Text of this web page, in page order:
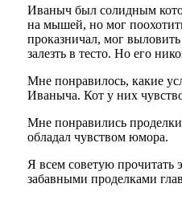
Иваныч был солидным
на мышей, но мог
проказничал, мог
залезть в тесто. Но его
Мне понравилось, какие
Иваныча. Кот у них
Мне понравились
обладал чувством юмора.
Я всем советую прочитать
забавными проделками